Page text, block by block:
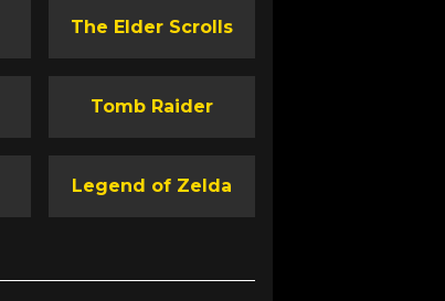
The Elder Scrolls
Tomb Raider
Legend of Zelda